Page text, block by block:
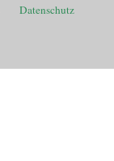
Datenschutz